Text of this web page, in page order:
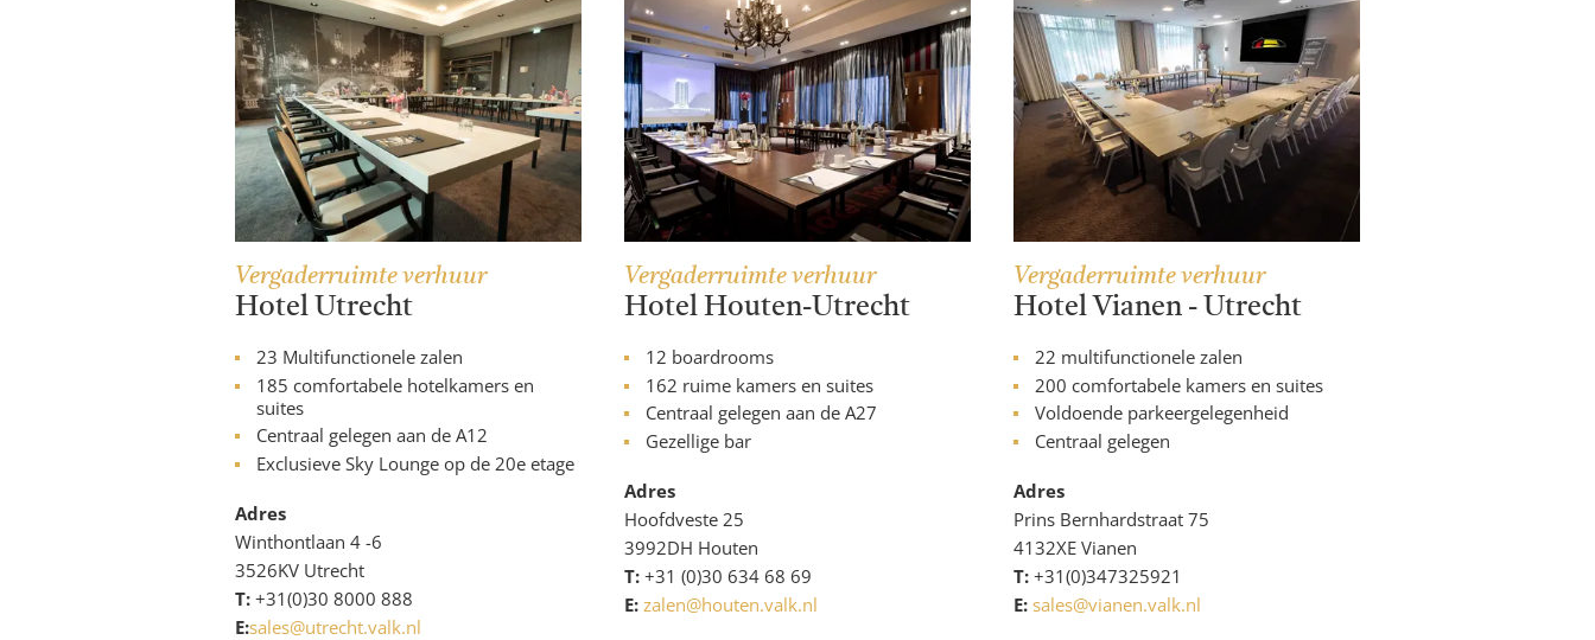
Vergaderruimte verhuur
Hotel Utrecht
23 Multifunctionele zalen
185 comfortabele hotelkamers en
suites
Centraal gelegen aan de A12
Exclusieve Sky Lounge op de 20e etage
Adres
Winthontlaan 4 -6
3526KV Utrecht
T: +31(0)30 8000 888
E:sales@utrecht.valk.nl
Vergaderruimte verhuur
Hotel Houten-Utrecht
12 boardrooms
162 ruime kamers en suites
Centraal gelegen aan de A27
Gezellige bar
Adres
Hoofdveste 25
3992DH Houten
T: +31 (0)30 634 68 69
E: zalen@houten.valk.nl
Vergaderruimte verhuur
Hotel Vianen - Utrecht
22 multifunctionele zalen
200 comfortabele kamers en suites
Voldoende parkeergelegenheid
Centraal gelegen
Adres
Prins Bernhardstraat 75
4132XE Vianen
T: +31(0)347325921
E: sales@vianen.valk.nl